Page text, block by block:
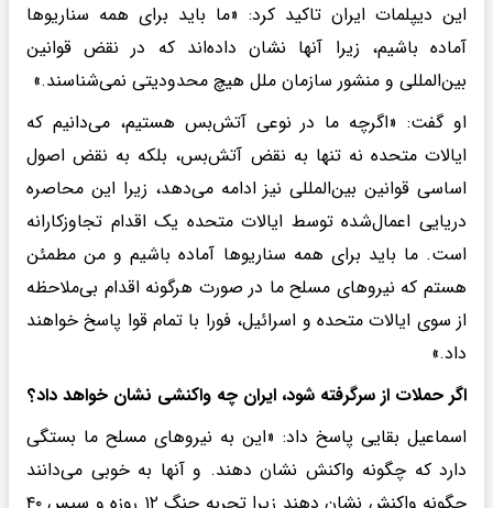
این دیپلمات ایران تاکید کرد: «ما باید برای همه سناریوها
آماده باشیم، زیرا آنها نشان داده‌اند که در نقض قوانین
بین‌المللی و منشور سازمان ملل هیچ محدودیتی نمی‌شناسند.»
او گفت: «اگرچه ما در نوعی آتش‌بس هستیم، می‌دانیم که
ایالات متحده نه تنها به نقض آتش‌بس، بلکه به نقض اصول
اساسی قوانین بین‌المللی نیز ادامه می‌دهد، زیرا این محاصره
دریایی اعمال‌شده توسط ایالات متحده یک اقدام تجاوزکارانه
است. ما باید برای همه سناریوها آماده باشیم و من مطمئن
هستم که نیروهای مسلح ما در صورت هرگونه اقدام بی‌ملاحظه
از سوی ایالات متحده و اسرائیل، فورا با تمام قوا پاسخ خواهند
داد.»
اگر حملات از سرگرفته شود، ایران چه واکنشی نشان خواهد داد؟
اسماعیل بقایی پاسخ داد: «این به نیروهای مسلح ما بستگی
دارد که چگونه واکنش نشان دهند. و آنها به خوبی می‌دانند